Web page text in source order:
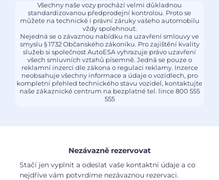
Všechny naše vozy prochází velmi důkladnou
standardizovanou předprodejní kontrolou. Proto se
můžete na technické i právní záruky vašeho automobilu
vždy spolehnout.
Nejedná se o závaznou nabídku na uzavření smlouvy ve
smyslu § 1732 Občanského zákoníku. Pro zajištění kvality
služeb si společnost AutoESA vyhrazuje právo uzavření
všech smluvních vztahů písemně. Jedná se pouze o
reklamní inzerci dle zákona o regulaci reklamy. Inzerce
neobsahuje všechny informace a údaje o vozidlech, pro
kompletní přehled technického stavu vozidel, kontaktujte
naše zákaznické centrum na bezplatné tel. lince 800 555
555
Nezávazně rezervovat
Stačí jen vyplnit a odeslat vaše kontaktní údaje a co
nejdříve vám potvrdíme nezávaznou rezervaci.